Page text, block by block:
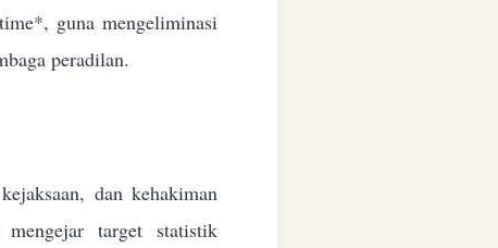
guna mengeliminasi
peradilan.
dan kehakiman
target statistik